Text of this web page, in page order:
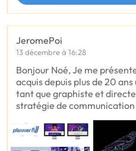
JeromePoi
13 décembre à 16:28
Bonjour Noé, Je me
acquis depuis plus de 20
tant que graphiste et
stratégie de communication